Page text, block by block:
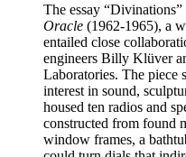
The essay “Divinations”
Oracle (1962-1965), a
entailed close
engineers Billy Klüver
Laboratories. The piece
interest in sound,
housed ten radios and
constructed from found
window frames, a